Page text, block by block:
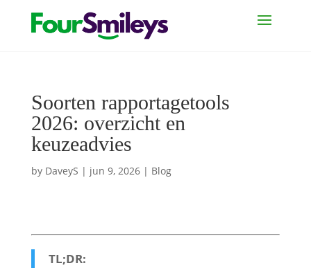
Soorten rapportagetools
2026: overzicht en
keuzeadvies
by DaveyS | jun 9, 2026| Blog
TL;DR: